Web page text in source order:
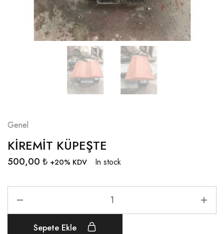
Genel
KİREMİT KÜPEŞTE
500,00 ₺ +20% KDV In stock
Sepete Ekle